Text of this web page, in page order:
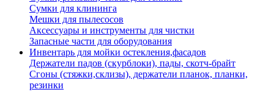
Сумки для клининга
Мешки для пылесосов
Аксессуары и инструменты для чистки
Запасные части для оборудования
Инвентарь для мойки остекления,фасадов
Держатели падов (скурблоки), пады, скотч-брайт
Сгоны (стяжки,склизы), держатели планок, планки,
резинки